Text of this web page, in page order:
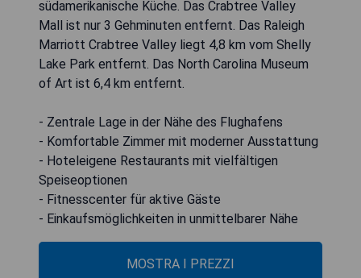
südamerikanische Küche. Das Crabtree Valley
Mall ist nur 3 Gehminuten entfernt. Das Raleigh
Marriott Crabtree Valley liegt 4,8 km vom Shelly
Lake Park entfernt. Das North Carolina Museum
of Art ist 6,4 km entfernt.
- Zentrale Lage in der Nähe des Flughafens
- Komfortable Zimmer mit moderner Ausstattung
- Hoteleigene Restaurants mit vielfältigen
Speiseoptionen
- Fitnesscenter für aktive Gäste
- Einkaufsmöglichkeiten in unmittelbarer Nähe
MOSTRA I PREZZI